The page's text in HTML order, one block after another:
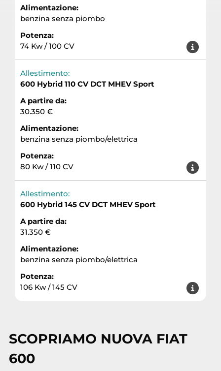
Alimentazione:
benzina senza piombo
Potenza:
74 Kw / 100 CV
Allestimento:
600 Hybrid 110 CV DCT MHEV Sport
A partire da:
30.350 €
Alimentazione:
benzina senza piombo/elettrica
Potenza:
80 Kw / 110 CV
Allestimento:
600 Hybrid 145 CV DCT MHEV Sport
A partire da:
31.350 €
Alimentazione:
benzina senza piombo/elettrica
Potenza:
106 Kw / 145 CV
SCOPRIAMO NUOVA FIAT
600